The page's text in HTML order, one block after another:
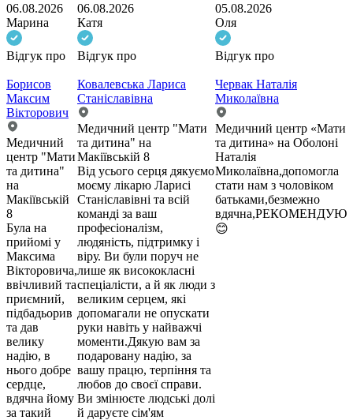
06.08.2026
Марина
Відгук про
Борисов
Максим
Вікторович
Медичний
центр "Мати
та дитина"
на
Макіївській
8
Була на
прийомі у
Максима
Вікторовича,
ввічливий та
приємний,
підбадьорив
та дав
велику
надію, в
нього добре
сердце,
вдячна йому
за такий
06.08.2026
Катя
Відгук про
Ковалевська Лариса
Станіславівна
Медичний центр "Мати
та дитина" на
Макіївській 8
Від усього серця дякуємо
моєму лікарю Ларисі
Станіславівні та всій
команді за ваш
професіоналізм,
людяність, підтримку і
віру. Ви були поруч не
лише як висококласні
спеціалісти, а й як люди з
великим серцем, які
допомагали не опускати
руки навіть у найважчі
моменти.Дякую вам за
подаровану надію, за
вашу працю, терпіння та
любов до своєї справи.
Ви змінюєте людські долі
й даруєте сім'ям
05.08.2026
Оля
Відгук про
Червак Наталія
Миколаївна
Медичний центр «Мати
та дитина» на Оболоні
Наталія
Миколаївна,допомогла
стати нам з чоловіком
батьками,безмежно
вдячна,РЕКОМЕНДУЮ
😊